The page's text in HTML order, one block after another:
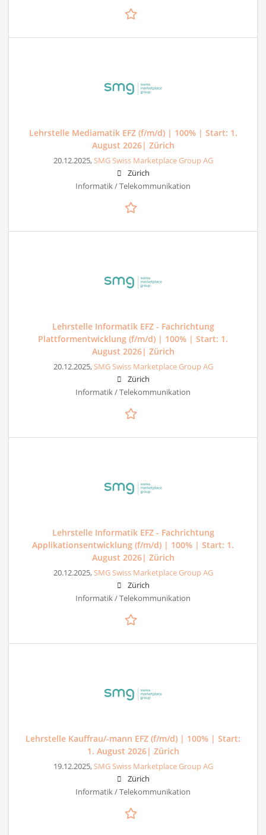
Lehrstelle Mediamatik EFZ (f/m/d) | 100% | Start: 1.
August 2026| Zürich
20.12.2025,SMG Swiss Marketplace Group AG
Zürich
Informatik / Telekommunikation
Lehrstelle Informatik EFZ - Fachrichtung
Plattformentwicklung (f/m/d) | 100% | Start: 1.
August 2026| Zürich
20.12.2025,SMG Swiss Marketplace Group AG
Zürich
Informatik / Telekommunikation
Lehrstelle Informatik EFZ - Fachrichtung
Applikationsentwicklung (f/m/d) | 100% | Start: 1.
August 2026| Zürich
20.12.2025,SMG Swiss Marketplace Group AG
Zürich
Informatik / Telekommunikation
Lehrstelle Kauffrau/-mann EFZ (f/m/d) | 100% | Start:
1. August 2026| Zürich
19.12.2025,SMG Swiss Marketplace Group AG
Zürich
Informatik / Telekommunikation